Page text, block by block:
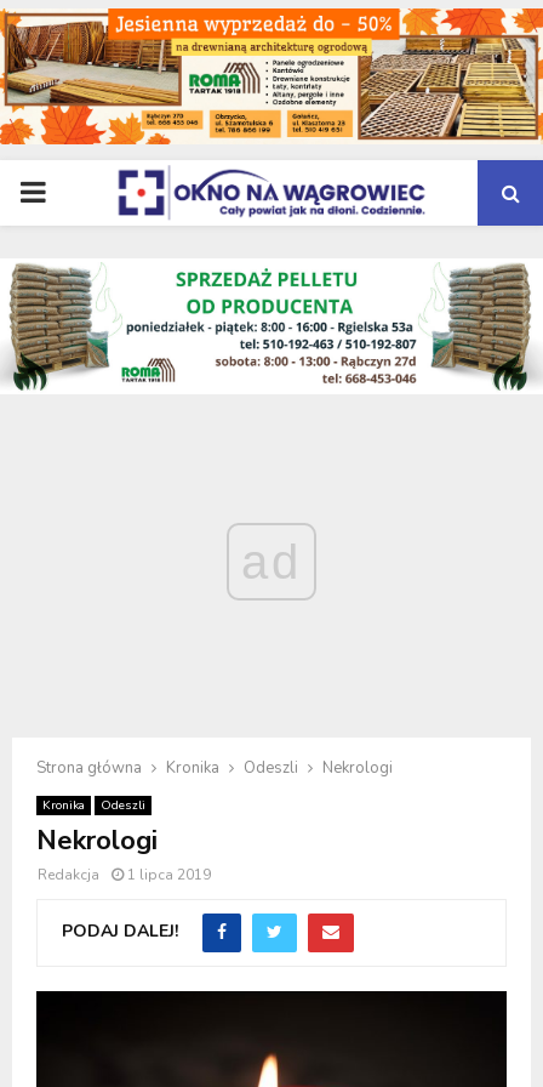
PRIMARY
MENU
ad
Strona główna Kronika Odeszli Nekrologi
Kronika Odeszli
Nekrologi
Redakcja 1 lipca 2019
PODAJ DALEJ!